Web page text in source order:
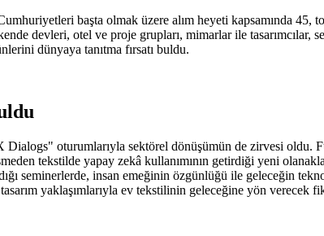
başta olmak üzere alım heyeti kapsamında 45,
devleri, otel ve proje grupları, mimarlar ile tasarımcılar,
dünyaya tanıtma fırsatı buldu.
oturumlarıyla sektörel dönüşümün de zirvesi oldu.
tekstilde yapay zekâ kullanımının getirdiği yeni
seminerlerde, insan emeğinin özgünlüğü ile geleceğin
yaklaşımlarıyla ev tekstilinin geleceğine yön verecek